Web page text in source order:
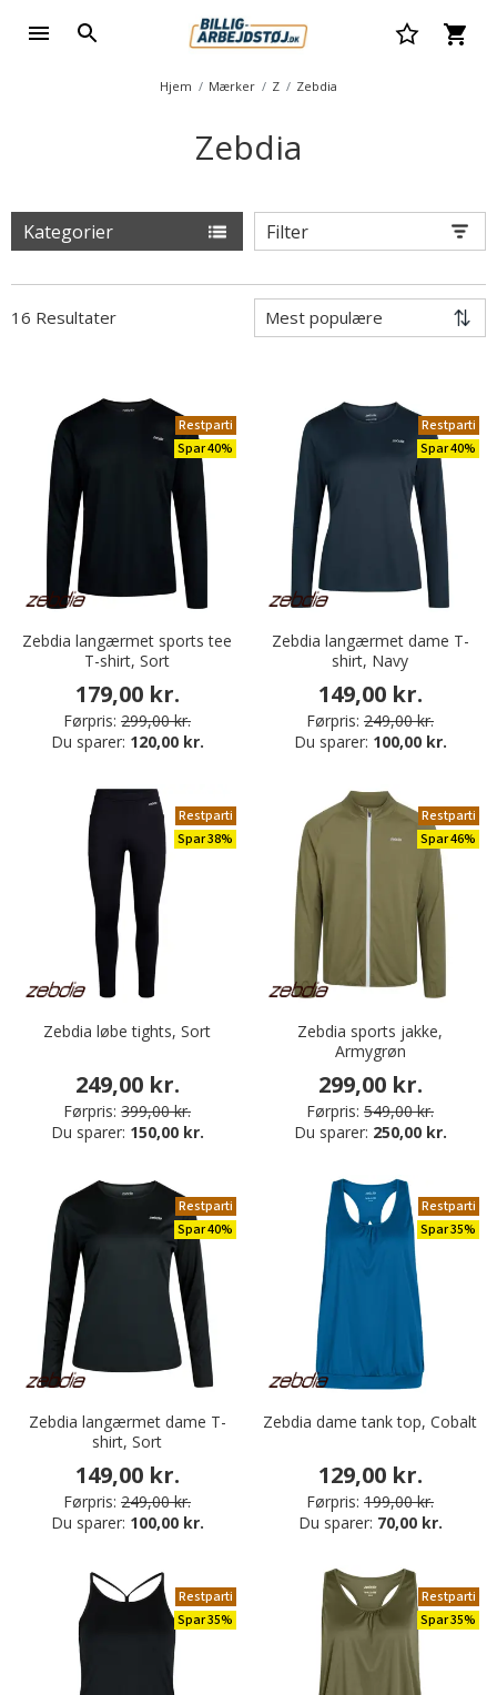
Hjem Mærker Z Zebdia
Zebdia
Kategorier Filter
16 Resultater
Restparti
Spar 40%
Zebdia langærmet sports tee
T-shirt, Sort
179,00 kr.
Førpris: 299,00 kr.
Du sparer: 120,00 kr.
Restparti
Spar 40%
Zebdia langærmet dame T-
shirt, Navy
149,00 kr.
Førpris: 249,00 kr.
Du sparer: 100,00 kr.
Restparti
Spar 38%
Zebdia løbe tights, Sort
249,00 kr.
Førpris: 399,00 kr.
Du sparer: 150,00 kr.
Restparti
Spar 46%
Zebdia sports jakke,
Armygrøn
299,00 kr.
Førpris: 549,00 kr.
Du sparer: 250,00 kr.
Restparti
Spar 40%
Zebdia langærmet dame T-
shirt, Sort
149,00 kr.
Førpris: 249,00 kr.
Du sparer: 100,00 kr.
Restparti
Spar 35%
Zebdia dame tank top, Cobalt
129,00 kr.
Førpris: 199,00 kr.
Du sparer: 70,00 kr.
Restparti
Spar 35%
Restparti
Spar 35%